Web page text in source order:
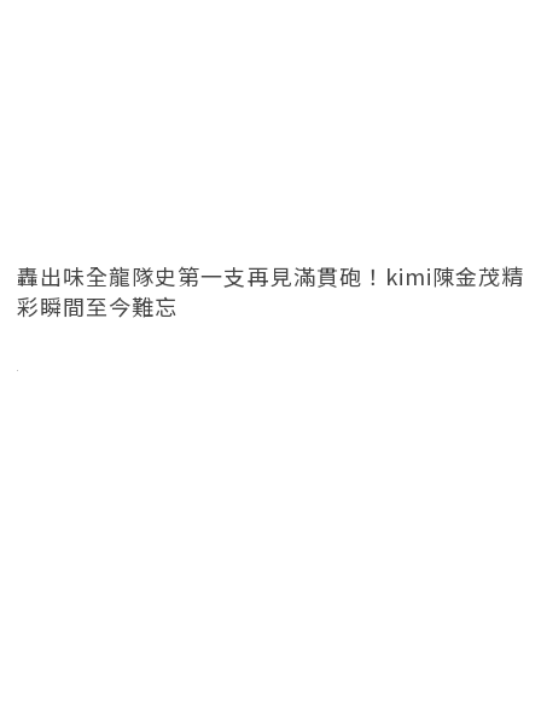
轟出味全龍隊史第一支再見滿貫砲！kimi陳金茂精
彩瞬間至今難忘